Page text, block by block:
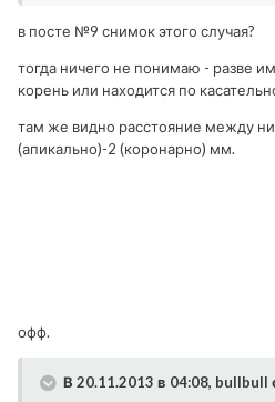
в посте №9 снимок этого случая?
тогда ничего не понимаю - разве
корень или находится по
там же видно расстояние между
(апикально)-2 (коронарно) мм.
офф.
В 20.11.2013 в 04:08, bullbull